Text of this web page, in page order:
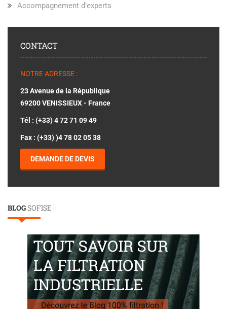
Accompagnement d’experts
CONTACT
NOTRE ADRESSE :
23 Avenue de la République
69200 VENISSIEUX - France
Tél : (+33) 4 72 71 09 49
Fax : (+33) )4 78 02 05 38
DEMANDE DE DEVIS
BLOGSOFISE